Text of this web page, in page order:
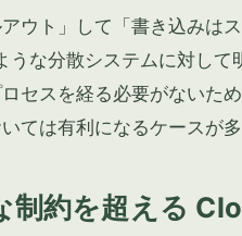
ウト」して「書き込みは
な分散システムに対して
セスを経る必要がないた
ては有利になるケースが多
制約を超える